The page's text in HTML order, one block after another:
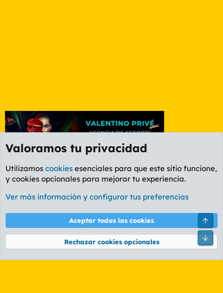
Foro General
Cookies
PL OLDSTYLE AMARILLO
Términos y reglas Política de privacidad Ayuda
Community platform by XenForo® © 2010-2026 XenForo Ltd.
Valoramos tu privacidad
Utilizamos cookies esenciales para que este sitio funcione,
y cookies opcionales para mejorar tu experiencia.
Ver más información y configurar tus preferencias
Aceptar todas las cookies
Rechazar cookies opcionales
Pie